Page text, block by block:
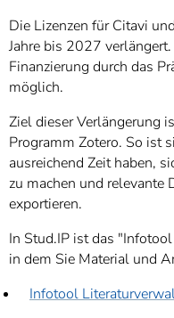
Die Lizenzen für Citavi
Jahre bis 2027
Finanzierung durch das
möglich.
Ziel dieser Verlängerung
Programm Zotero. So ist
ausreichend Zeit haben,
zu machen und relevante
exportieren.
In Stud.IP ist das
in dem Sie Material und
Infotool